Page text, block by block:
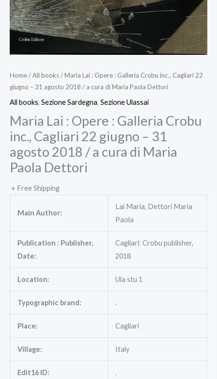
Home/All books/ Maria Lai : Opere : Galleria Crobu inc., Cagliari 22
giugno – 31 agosto 2018 / a cura di Maria Paola Dettori
All books, Sezione Sardegna, Sezione Ulassai
Maria Lai : Opere : Galleria Crobu
inc., Cagliari 22 giugno – 31
agosto 2018 / a cura di Maria
Paola Dettori
+ Free Shipping
Main Author:
Lai Maria, Dettori Maria
Paola
Publication : Publisher,
Date:
Cagliari: Crobu publisher,
2018
Location: Ula stu 1
Typographic brand: .
Place: Cagliari
Village: Italy
Edit16 ID: .